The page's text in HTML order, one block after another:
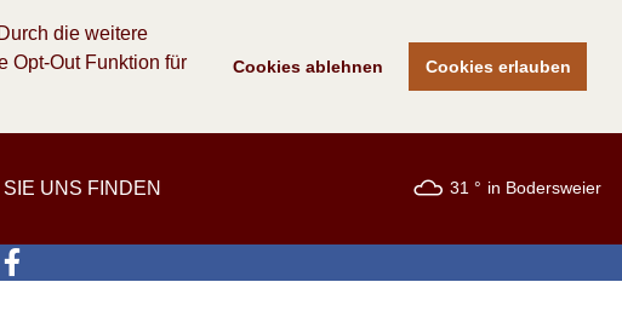
die weitere
Opt-Out Funktion für
Cookies ablehnen Cookies erlauben
SIE UNS FINDEN 31 in Bodersweier